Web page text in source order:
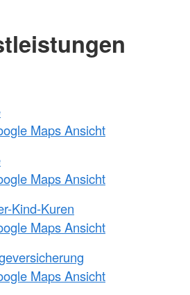
Maps Ansicht
Maps Ansicht
Kind-Kuren
Maps Ansicht
Maps Ansicht